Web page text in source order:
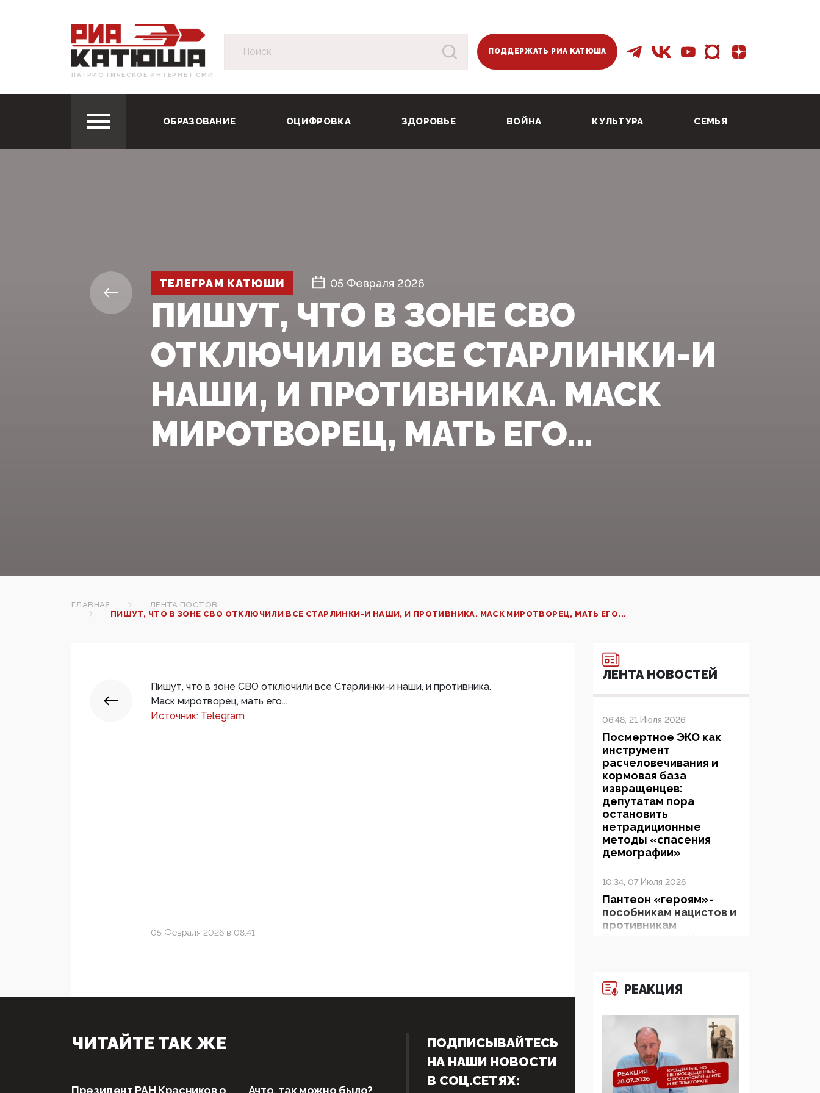
ПАТРИОТИЧЕСКОЕ ИНТЕРНЕТ СМИ
ПОДДЕРЖАТЬ РИА КАТЮША
ОБРАЗОВАНИЕ ОЦИФРОВКА ЗДОРОВЬЕ ВОЙНА КУЛЬТУРА СЕМЬЯ
ТЕЛЕГРАМ КАТЮШИ 05 Февраля 2026
ПИШУТ, ЧТО В ЗОНЕ СВО
ОТКЛЮЧИЛИ ВСЕ СТАРЛИНКИ-И
НАШИ, И ПРОТИВНИКА. МАСК
МИРОТВОРЕЦ, МАТЬ ЕГО...
ГЛАВНАЯ
ЛЕНТА ПОСТОВ
ПИШУТ, ЧТО В ЗОНЕ СВО ОТКЛЮЧИЛИ ВСЕ СТАРЛИНКИ-И НАШИ, И ПРОТИВНИКА. МАСК МИРОТВОРЕЦ, МАТЬ ЕГО...
Пишут, что в зоне СВО отключили все Старлинки-и наши, и противника.
Маск миротворец, мать его...
Источник: Telegram
05 Февраля 2026 в 08:41
ЛЕНТА НОВОСТЕЙ
06:48, 21 Июля 2026
Посмертное ЭКО как
инструмент
расчеловечивания и
кормовая база
извращенцев:
депутатам пора
остановить
нетрадиционные
методы «спасения
демографии»
10:34, 07 Июля 2026
Пантеон «героям»-
пособникам нацистов и
противникам
и копыта
На Гиппократовском
форуме озвучили
шокирующее: платные
опекуны получают из
бюджета в 100 раз
РЕАКЦИЯ
ЧИТАЙТЕ ТАК ЖЕ
Президент РАН Красников о
Ачто, так можно было?
ПОДПИСЫВАЙТЕСЬ
НА НАШИ НОВОСТИ
В СОЦ.СЕТЯХ: